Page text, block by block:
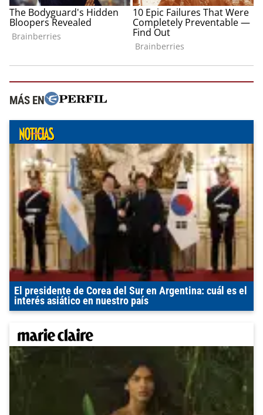
MÁS EN
El presidente de Corea del Sur en Argentina: cuál es el
interés asiático en nuestro país